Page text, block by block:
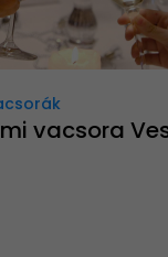
vacsora